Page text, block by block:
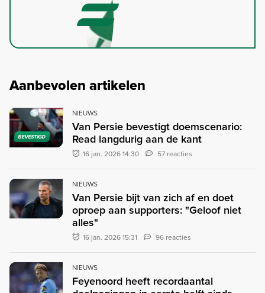
Aanbevolen artikelen
BEVESTIGD
NIEUWS
Van Persie bevestigt doemscenario:
Read langdurig aan de kant
16 jan. 2026 14:30 57 reacties
NIEUWS
Van Persie bijt van zich af en doet
oproep aan supporters: "Geloof niet
alles"
16 jan. 2026 15:31 96 reacties
NIEUWS
Feyenoord heeft recordaantal